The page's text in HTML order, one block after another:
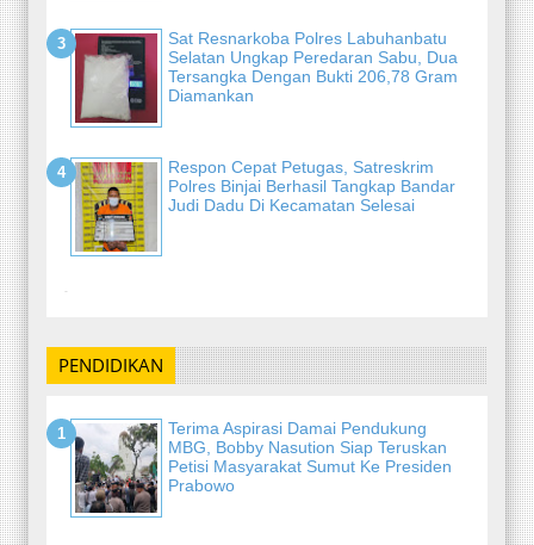
Sat Resnarkoba Polres Labuhanbatu
Selatan Ungkap Peredaran Sabu, Dua
Tersangka Dengan Bukti 206,78 Gram
Diamankan
Respon Cepat Petugas, Satreskrim
Polres Binjai Berhasil Tangkap Bandar
Judi Dadu Di Kecamatan Selesai
-
PENDIDIKAN
Terima Aspirasi Damai Pendukung
MBG, Bobby Nasution Siap Teruskan
Petisi Masyarakat Sumut Ke Presiden
Prabowo